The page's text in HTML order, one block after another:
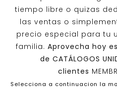
tiempo libre o quizas
las ventas o
precio especial para tu
familia. Aprovecha hoy
de CATÁLOGOS
clientes
Selecciona a continuacion la